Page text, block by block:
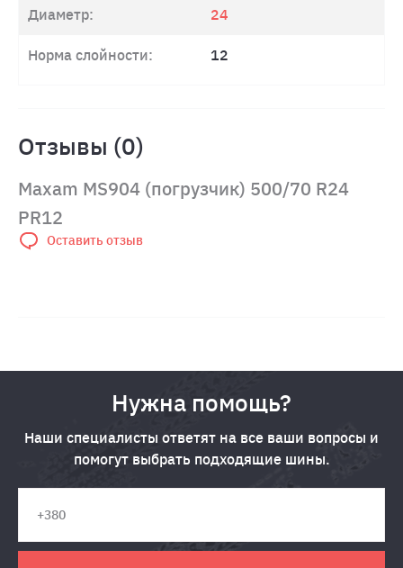
Диаметр: 24
Норма слойности: 12
Отзывы (0)
Maxam MS904 (погрузчик) 500/70 R24
PR12
Оставить отзыв
Нужна помощь?
Наши специалисты ответят на все ваши вопросы и
помогут выбрать подходящие шины.